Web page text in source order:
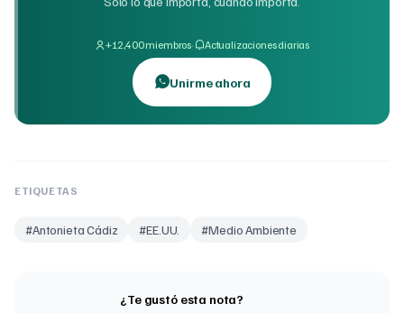
+12,400 miembros· Actualizaciones diarias
Unirme ahora
ETIQUETAS
#Antonieta Cádiz #EE.UU. #Medio Ambiente
¿Te gustó esta nota?